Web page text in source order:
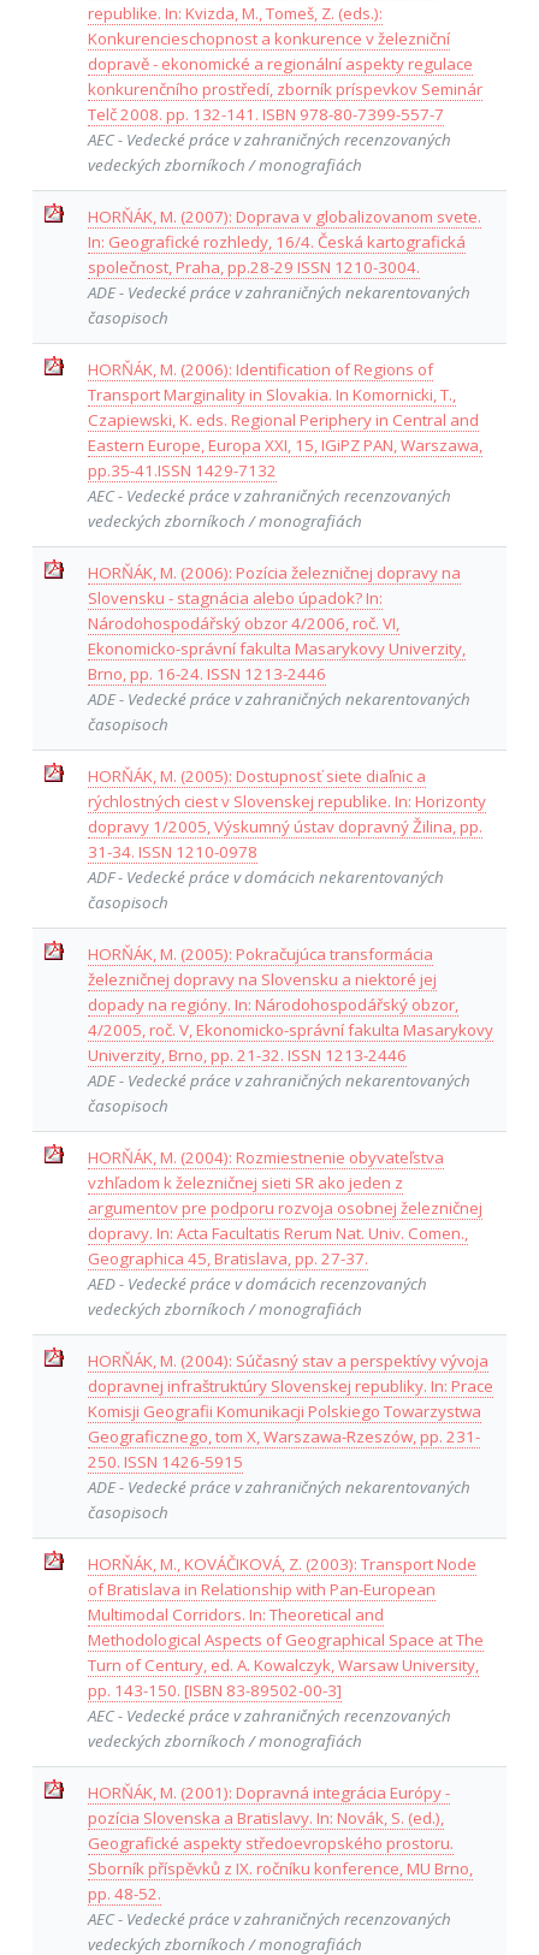
republike. In: Kvizda, M., Tomeš, Z. (eds.):
Konkurencieschopnost a konkurence v železniční
dopravě - ekonomické a regionální aspekty regulace
konkurenčního prostředí, zborník príspevkov Seminár
Telč 2008. pp. 132-141. ISBN 978-80-7399-557-7
AEC - Vedecké práce v zahraničných recenzovaných
vedeckých zborníkoch / monografiách
HORŇÁK, M. (2007): Doprava v globalizovanom svete.
In: Geografické rozhledy, 16/4. Česká kartografická
společnost, Praha, pp.28-29 ISSN 1210-3004.
ADE - Vedecké práce v zahraničných nekarentovaných
časopisoch
HORŇÁK, M. (2006): Identification of Regions of
Transport Marginality in Slovakia. In Komornicki, T.,
Czapiewski, K. eds. Regional Periphery in Central and
Eastern Europe, Europa XXI, 15, IGiPZ PAN, Warszawa,
pp.35-41.ISSN 1429-7132
AEC - Vedecké práce v zahraničných recenzovaných
vedeckých zborníkoch / monografiách
HORŇÁK, M. (2006): Pozícia železničnej dopravy na
Slovensku - stagnácia alebo úpadok? In:
Národohospodářský obzor 4/2006, roč. VI,
Ekonomicko-správní fakulta Masarykovy Univerzity,
Brno, pp. 16-24. ISSN 1213-2446
ADE - Vedecké práce v zahraničných nekarentovaných
časopisoch
HORŇÁK, M. (2005): Dostupnosť siete diaľnic a
rýchlostných ciest v Slovenskej republike. In: Horizonty
dopravy 1/2005, Výskumný ústav dopravný Žilina, pp.
31-34. ISSN 1210-0978
ADF - Vedecké práce v domácich nekarentovaných
časopisoch
HORŇÁK, M. (2005): Pokračujúca transformácia
železničnej dopravy na Slovensku a niektoré jej
dopady na regióny. In: Národohospodářský obzor,
4/2005, roč. V, Ekonomicko-správní fakulta Masarykovy
Univerzity, Brno, pp. 21-32. ISSN 1213-2446
ADE - Vedecké práce v zahraničných nekarentovaných
časopisoch
HORŇÁK, M. (2004): Rozmiestnenie obyvateľstva
vzhľadom k železničnej sieti SR ako jeden z
argumentov pre podporu rozvoja osobnej železničnej
dopravy. In: Acta Facultatis Rerum Nat. Univ. Comen.,
Geographica 45, Bratislava, pp. 27-37.
AED - Vedecké práce v domácich recenzovaných
vedeckých zborníkoch / monografiách
HORŇÁK, M. (2004): Súčasný stav a perspektívy vývoja
dopravnej infraštruktúry Slovenskej republiky. In: Prace
Komisji Geografii Komunikacji Polskiego Towarzystwa
Geograficznego, tom X, Warszawa-Rzeszów, pp. 231-
250. ISSN 1426-5915
ADE - Vedecké práce v zahraničných nekarentovaných
časopisoch
HORŇÁK, M., KOVÁČIKOVÁ, Z. (2003): Transport Node
of Bratislava in Relationship with Pan-European
Multimodal Corridors. In: Theoretical and
Methodological Aspects of Geographical Space at The
Turn of Century, ed. A. Kowalczyk, Warsaw University,
pp. 143-150. [ISBN 83-89502-00-3]
AEC - Vedecké práce v zahraničných recenzovaných
vedeckých zborníkoch / monografiách
HORŇÁK, M. (2001): Dopravná integrácia Európy -
pozícia Slovenska a Bratislavy. In: Novák, S. (ed.),
Geografické aspekty středoevropského prostoru.
Sborník příspěvků z IX. ročníku konference, MU Brno,
pp. 48-52.
AEC - Vedecké práce v zahraničných recenzovaných
vedeckých zborníkoch / monografiách